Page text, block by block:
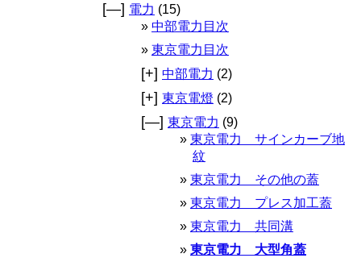
[—] 電力 (15)
中部電力目次
東京電力目次
[+] 中部電力 (2)
[+] 東京電燈 (2)
[—] 東京電力 (9)
東京電力 サインカーブ地
紋
東京電力 その他の蓋
東京電力 プレス加工蓋
東京電力 共同溝
東京電力 大型角蓋